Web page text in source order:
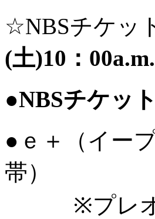
☆NBSチケッ
(土)10：
●NBSチケッ
●ｅ＋（イー
帯）
※プレオー